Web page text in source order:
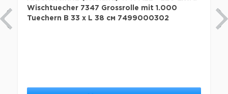
Wischtuecher 7347 Grossrolle mit 1.000
Tuechern B 33 x L 38 см 7499000302